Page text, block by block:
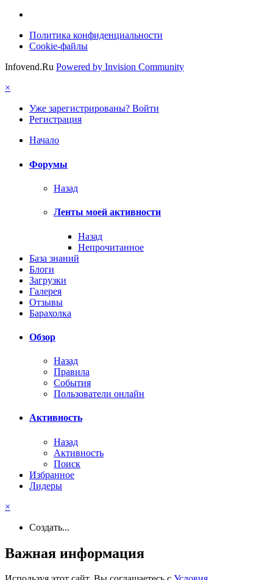
Политика конфиденциальности
Cookie-файлы
Infovend.Ru Powered by Invision Community
×
Уже зарегистрированы? Войти
Регистрация
Начало
Форумы
Назад
Ленты моей активности
Назад
Непрочитанное
База знаний
Блоги
Загрузки
Галерея
Отзывы
Барахолка
Обзор
Назад
Правила
События
Пользователи онлайн
Активность
Назад
Активность
Поиск
Избранное
Лидеры
×
Создать...
Важная информация